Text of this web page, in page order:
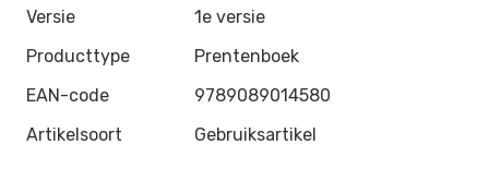
Versie
1e versie
Producttype
Prentenboek
EAN-code
9789089014580
Artikelsoort
Gebruiksartikel